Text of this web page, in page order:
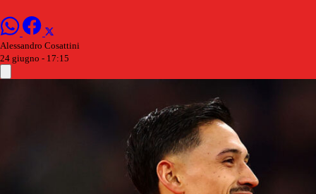
Alessandro Cosattini
24 giugno - 17:15